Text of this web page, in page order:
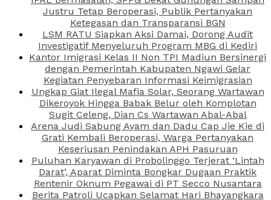
Justru Tetap Beroperasi, Publik Pertanyakan
Ketegasan dan Transparansi BGN
LSM RATU Siapkan Aksi Damai, Dorong Audit
Investigatif Menyeluruh Program MBG di Kediri
Kantor Imigrasi Kelas II Non TPI Madiun Bersinergi
dengan Pemerintah Kabupaten Ngawi Gelar
Kegiatan Penyebaran Informasi Keimigrasian
Ungkap Giat Ilegal Mafia Solar, Seorang Wartawan
Dikeroyok Hingga Babak Belur oleh Komplotan
Sugit Celeng, Dian Cs Wartawan Abal-Abal
Arena Judi Sabung Ayam dan Dadu Cap Jie Kie di
Grati Kembali Beroperasi, Warga Pertanyakan
Keseriusan Penindakan APH Pasuruan
Puluhan Karyawan di Probolinggo Terjerat ‘Lintah
Darat’, Aparat Diminta Bongkar Dugaan Praktik
Rentenir Oknum Pegawai di PT Secco Nusantara
Berita Patroli Ucapkan Selamat Hari Bhayangkara